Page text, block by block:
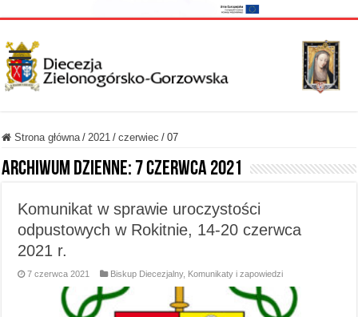
Strona główna / 2021 / czerwiec / 07
Archiwum dzienne:7 czerwca 2021
Komunikat w sprawie uroczystości
odpustowych w Rokitnie, 14-20 czerwca
2021 r.
7 czerwca 2021 Biskup Diecezjalny, Komunikaty i zapowiedzi